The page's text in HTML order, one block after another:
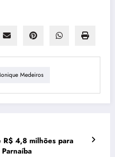
Medeiros
4,8 milhões para